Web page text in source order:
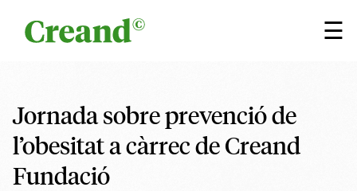
☰
×
Jornada sobre prevenció de
l’obesitat a càrrec de Creand
Fundació